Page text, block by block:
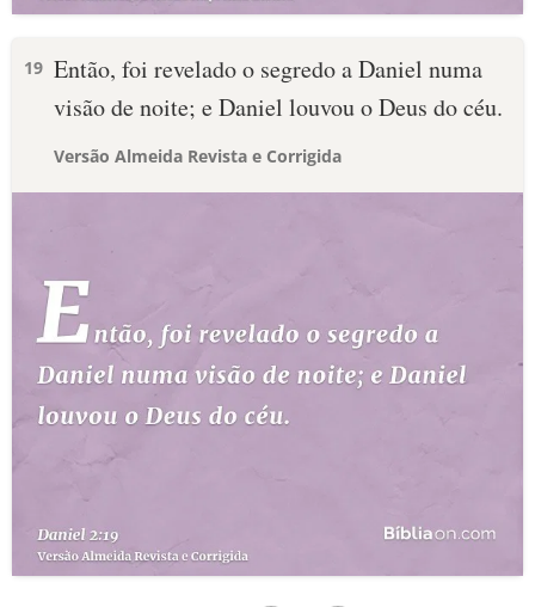
19 Então, foi revelado o segredo a Daniel numa
visão de noite; e Daniel louvou o Deus do céu.
Versão Almeida Revista e Corrigida